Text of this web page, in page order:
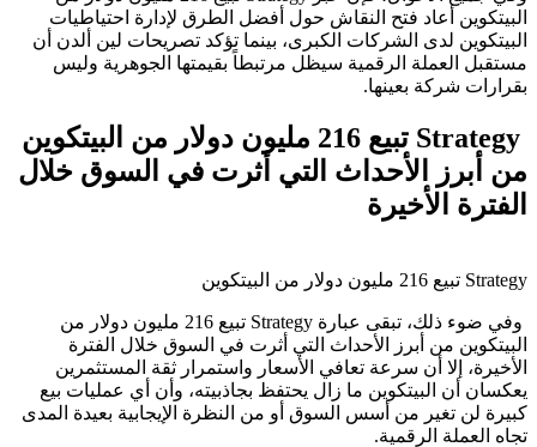
البيتكوين أعاد فتح النقاش حول أفضل الطرق لإدارة احتياطيات
البيتكوين لدى الشركات الكبرى، بينما تؤكد تصريحات لين ألدن أن
مستقبل العملة الرقمية سيظل مرتبطاً بقيمتها الجوهرية وليس
بقرارات شركة بعينها.
Strategy تبيع 216 مليون دولار من البيتكوين
من أبرز الأحداث التي أثرت في السوق خلال
الفترة الأخيرة
Strategy تبيع 216 مليون دولار من البيتكوين
وفي ضوء ذلك، تبقى عبارة Strategy تبيع 216 مليون دولار من
البيتكوين من أبرز الأحداث التي أثرت في السوق خلال الفترة
الأخيرة، إلا أن سرعة تعافي الأسعار واستمرار ثقة المستثمرين
يعكسان أن البيتكوين ما زال يحتفظ بجاذبيته، وأن أي عمليات بيع
كبيرة لن تغير من أسس السوق أو من النظرة الإيجابية بعيدة المدى
تجاه العملة الرقمية.